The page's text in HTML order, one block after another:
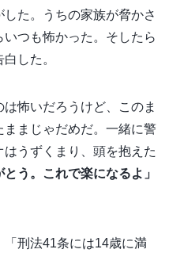
た。うちの家族が脅かさ
つも怖かった。そしたら
した。
怖いだろうけど、このま
ままじゃだめだ。一緒に警
うずくまり、頭を抱えた
とう。これで楽になるよ」
刑法41条には14歳に満